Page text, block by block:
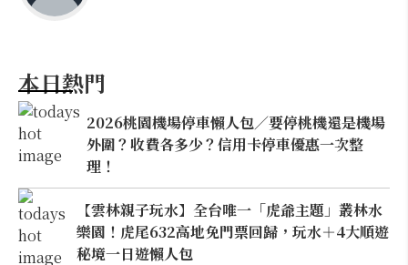
本日熱門
2026桃園機場停車懶人包／要停桃機還是機場
外圍？收費各多少？信用卡停車優惠一次整
理！
【雲林親子玩水】全台唯一「虎爺主題」叢林水
樂園！虎尾632高地免門票回歸，玩水＋4大順遊
秘境一日遊懶人包